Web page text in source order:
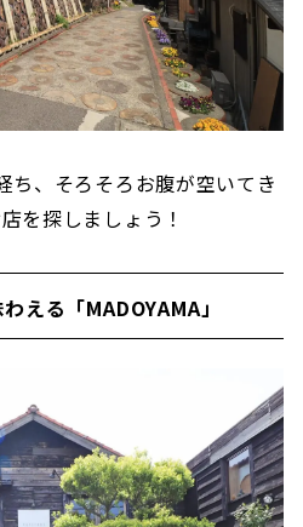
ち、そろそろお腹が空いてき
を探しましょう！
える「MADOYAMA」